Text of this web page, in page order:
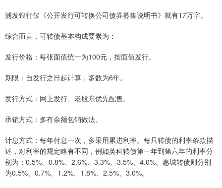
浦发银行仅《公开发行可转换公司债券募集说明书》就有17万字。
综合而言，可转债基本构成要素为：
发行价格：每张面值统一为100元，按面值发行。
期限：自发行之日起计算，多数为6年。
发行方式：网上发行、老股东优先配售。
承销方式：多有余额包销做法。
计息方式：每年付息一次，多采用累进利率。每只转债的利率条款描
述，对利率的规定略有不同，例如英科转债第一年到第六年的利率分
别为：0.5%、0.8%、2.6%、3.3%、3.5%、4.0%。惠城转债则分别
为0.5%、0.7%、1.2%、1.8%、2.5%、3.0%。